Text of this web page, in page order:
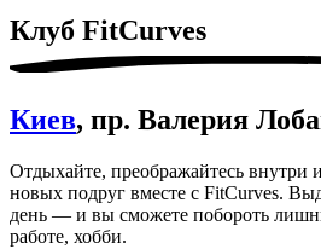
Клуб FitСurves
Киев, пр. Валерия
Отдыхайте, преображайтесь внутри
новых подруг вместе с FitCurves.
день — и вы сможете побороть
работе, хобби.